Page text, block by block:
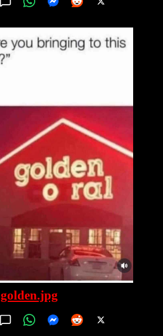
golden.jpg